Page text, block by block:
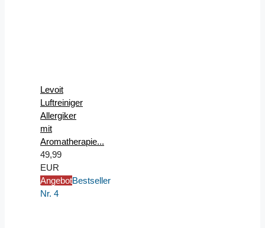
Levoit
Luftreiniger
Allergiker
mit
Aromatherapie...
49,99
EUR
AngebotBestseller
Nr. 4